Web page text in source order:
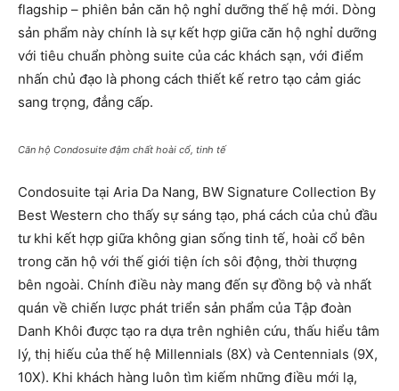
flagship – phiên bản căn hộ nghỉ dưỡng thế hệ mới. Dòng
sản phẩm này chính là sự kết hợp giữa căn hộ nghỉ dưỡng
với tiêu chuẩn phòng suite của các khách sạn, với điểm
nhấn chủ đạo là phong cách thiết kế retro tạo cảm giác
sang trọng, đẳng cấp.
Căn hộ Condosuite đậm chất hoài cổ, tinh tế
Condosuite tại Aria Da Nang, BW Signature Collection By
Best Western cho thấy sự sáng tạo, phá cách của chủ đầu
tư khi kết hợp giữa không gian sống tinh tế, hoài cổ bên
trong căn hộ với thế giới tiện ích sôi động, thời thượng
bên ngoài. Chính điều này mang đến sự đồng bộ và nhất
quán về chiến lược phát triển sản phẩm của Tập đoàn
Danh Khôi được tạo ra dựa trên nghiên cứu, thấu hiểu tâm
lý, thị hiếu của thế hệ Millennials (8X) và Centennials (9X,
10X). Khi khách hàng luôn tìm kiếm những điều mới lạ,